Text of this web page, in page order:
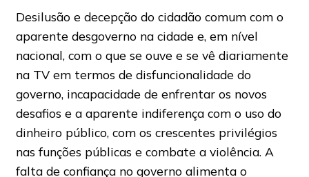
Desilusão e decepção do cidadão comum com o
aparente desgoverno na cidade e, em nível
nacional, com o que se ouve e se vê diariamente
na TV em termos de disfuncionalidade do
governo, incapacidade de enfrentar os novos
desafios e a aparente indiferença com o uso do
dinheiro público, com os crescentes privilégios
nas funções públicas e combate a violência. A
falta de confiança no governo alimenta o